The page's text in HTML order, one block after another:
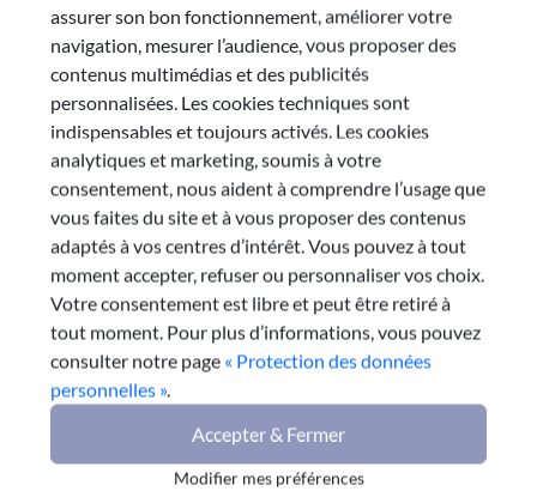
Président :
Philippe DESSERTINE
e-mail
Dernière publication de la
commission
15 décembre 2025
Fractures et coutures
d’Auvergne-Rhône-Alpes
avec les régions limitrophes
Dans la continuité avec ses travaux pour développer
les chaines de valeur dans les territoires d’Auvergne-
assurer son bon fonctionnement, améliorer votre
navigation, mesurer l’audience, vous proposer des
contenus multimédias et des publicités
personnalisées. Les cookies techniques sont
indispensables et toujours activés. Les cookies
analytiques et marketing, soumis à votre
consentement, nous aident à comprendre l’usage que
vous faites du site et à vous proposer des contenus
adaptés à vos centres d’intérêt. Vous pouvez à tout
moment accepter, refuser ou personnaliser vos choix.
Votre consentement est libre et peut être retiré à
tout moment. Pour plus d’informations, vous pouvez
consulter notre page « Protection des données
personnelles ».
Accepter & Fermer
Modifier mes préférences